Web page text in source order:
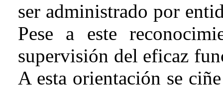
ser administrado por
Pese a este
supervisión del eficaz
A esta orientación se